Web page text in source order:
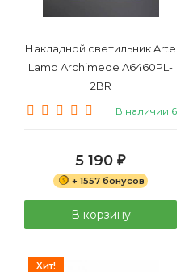
Накладной светильник Arte
Lamp Archimede A6460PL-
2BR
В наличии 6
5 190 ₽
+ 1557 бонусов
В корзину
Хит!